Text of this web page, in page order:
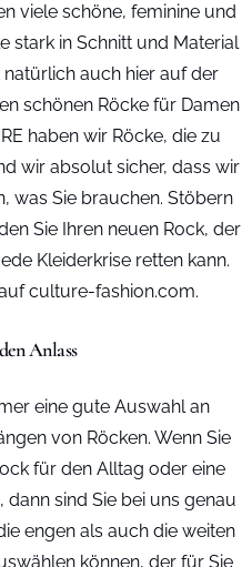
viele schöne, feminine und
stark in Schnitt und Material
auch hier auf der
schönen Röcke für Damen
haben wir Röcke, die zu
wir absolut sicher, dass wir
was Sie brauchen. Stöbern
Sie Ihren neuen Rock, der
Kleiderkrise retten kann.
culture-fashion.com.
Anlass
eine gute Auswahl an
von Röcken. Wenn Sie
für den Alltag oder eine
sind Sie bei uns genau
engen als auch die weiten
können, der für Sie